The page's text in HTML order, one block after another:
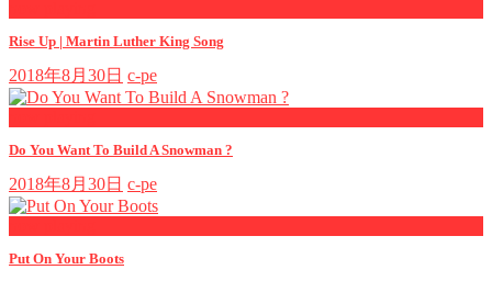
Rise Up | Martin Luther King Song
2018年8月30日 c-pe
Do You Want To Build A Snowman ?
2018年8月30日 c-pe
Put On Your Boots